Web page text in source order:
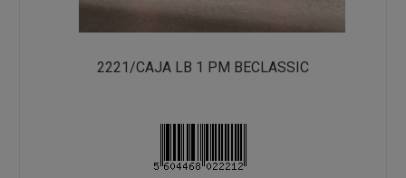
2221/CAJA LB 1 PM BECLASSIC